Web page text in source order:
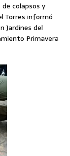
colapsos y
Torres informó
Jardines del
Primavera